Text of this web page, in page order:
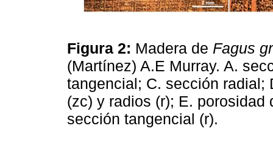
Figura 2: Madera de Fagus
(Martínez) A.E Murray. A.
tangencial; C. sección
(zc) y radios (r); E. porosidad
sección tangencial (r).